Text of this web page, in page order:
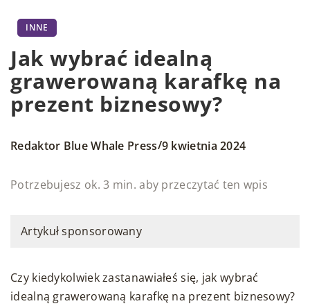
INNE
Jak wybrać idealną
grawerowaną karafkę na
prezent biznesowy?
Redaktor Blue Whale Press/9 kwietnia 2024
Potrzebujesz ok. 3 min. aby przeczytać ten wpis
Artykuł sponsorowany
Czy kiedykolwiek zastanawiałeś się, jak wybrać
idealną grawerowaną karafkę na prezent biznesowy?